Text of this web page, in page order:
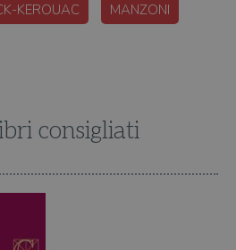
KEROUAC MANZONI
consigliati